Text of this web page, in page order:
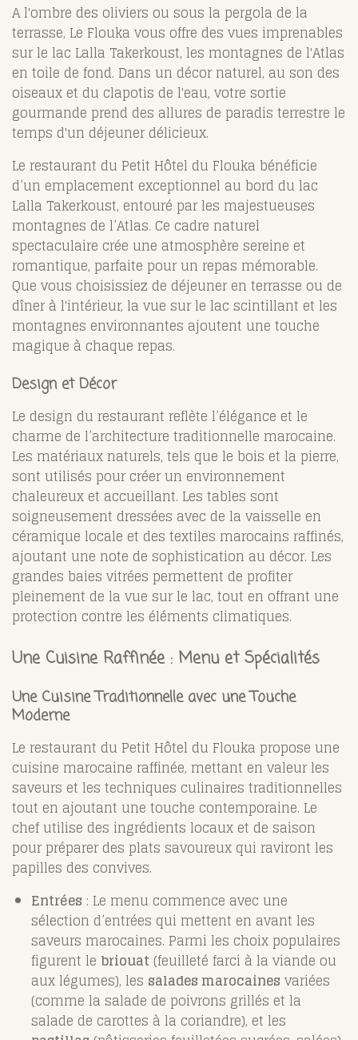
A l'ombre des oliviers ou sous la pergola de la
terrasse, Le Flouka vous offre des vues imprenables
sur le lac Lalla Takerkoust, les montagnes de l'Atlas
en toile de fond. Dans un décor naturel, au son des
oiseaux et du clapotis de l'eau, votre sortie
gourmande prend des allures de paradis terrestre le
temps d'un déjeuner délicieux.
Le restaurant du Petit Hôtel du Flouka bénéficie
d’un emplacement exceptionnel au bord du lac
Lalla Takerkoust, entouré par les majestueuses
montagnes de l’Atlas. Ce cadre naturel
spectaculaire crée une atmosphère sereine et
romantique, parfaite pour un repas mémorable.
Que vous choisissiez de déjeuner en terrasse ou de
dîner à l'intérieur, la vue sur le lac scintillant et les
montagnes environnantes ajoutent une touche
magique à chaque repas.
Design et Décor
Le design du restaurant reflète l’élégance et le
charme de l’architecture traditionnelle marocaine.
Les matériaux naturels, tels que le bois et la pierre,
sont utilisés pour créer un environnement
chaleureux et accueillant. Les tables sont
soigneusement dressées avec de la vaisselle en
céramique locale et des textiles marocains raffinés,
ajoutant une note de sophistication au décor. Les
grandes baies vitrées permettent de profiter
pleinement de la vue sur le lac, tout en offrant une
protection contre les éléments climatiques.
Une Cuisine Raffinée : Menu et Spécialités
Une Cuisine Traditionnelle avec une Touche
Moderne
Le restaurant du Petit Hôtel du Flouka propose une
cuisine marocaine raffinée, mettant en valeur les
saveurs et les techniques culinaires traditionnelles
tout en ajoutant une touche contemporaine. Le
chef utilise des ingrédients locaux et de saison
pour préparer des plats savoureux qui raviront les
papilles des convives.
Entrées : Le menu commence avec une
sélection d’entrées qui mettent en avant les
saveurs marocaines. Parmi les choix populaires
figurent le briouat (feuilleté farci à la viande ou
aux légumes), les salades marocaines variées
(comme la salade de poivrons grillés et la
salade de carottes à la coriandre), et les